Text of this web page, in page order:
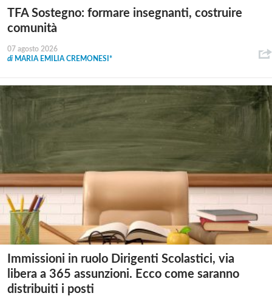
TFA Sostegno: formare insegnanti, costruire
comunità
07 agosto 2026
di MARIA EMILIA CREMONESI*
Immissioni in ruolo Dirigenti Scolastici, via
libera a 365 assunzioni. Ecco come saranno
distribuiti i posti